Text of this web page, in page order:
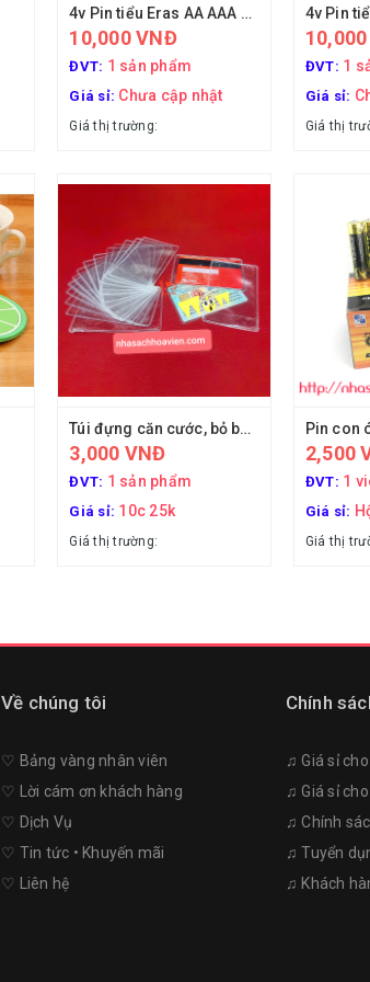
4v Pin tiểu Eras AA AAA E962 E690
10,000 VNĐ
ĐVT: 1 sản phẩm
Giá sỉ: Chưa cập nhật
Giá thị trường:
ĐVT: 1
Giá sỉ:
Giá thị
Túi đựng căn cước, bỏ bọc căn cước
3,000 VNĐ
ĐVT: 1 sản phẩm
Giá sỉ: 10c 25k
Giá thị trường:
Pin con
2,500
ĐVT: 1
Giá sỉ:
Giá thị
Về chúng tôi
♡︎ Bảng vàng nhân viên
♡︎ Lời cám ơn khách hàng
♡︎ Dịch Vụ
♡︎ Tin tức • Khuyến mãi
♡︎ Liên hệ
Chính
♫ Giá sỉ
♫ Giá sỉ
♫ Chính
♫ Tuyển
♫ Khách